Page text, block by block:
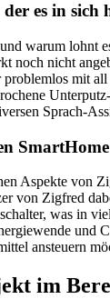
es in sich
warum lohnt
noch nicht
mit
Sprach-
Aspekte von
von Zigfred
was in
und
ansteuern
im